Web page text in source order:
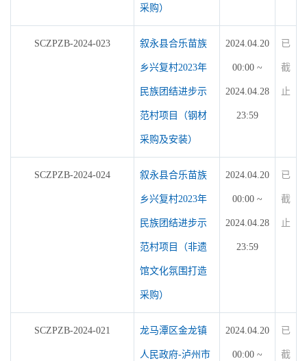
采购）
SCZPZB-2024-023 叙永县合乐苗族
乡兴复村2023年
民族团结进步示
范村项目（钢材
采购及安装）
2024.04.20
00:00 ~
2024.04.28
23:59
已
截
止
SCZPZB-2024-024 叙永县合乐苗族
乡兴复村2023年
民族团结进步示
范村项目（非遗
馆文化氛围打造
采购）
2024.04.20
00:00 ~
2024.04.28
23:59
已
截
止
SCZPZB-2024-021 龙马潭区金龙镇
人民政府-泸州市
2024.04.20
00:00 ~
已
截